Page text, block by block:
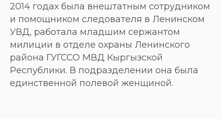
2014 годах была внештатным сотрудником
и помощником следователя в Ленинском
УВД, работала младшим сержантом
милиции в отделе охраны Ленинского
района ГУГССО МВД Кыргызской
Республики. В подразделении она была
единственной полевой женщиной.